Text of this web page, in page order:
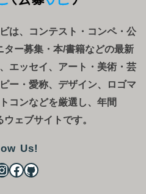
は、コンテスト・コンペ・ 公
ター募集・本/書籍などの最新
エッセイ、アート・美術・芸
ー・愛称、デザイン、ロゴマ
コンなどを厳選し、年間
ェブサイトです。
Us!